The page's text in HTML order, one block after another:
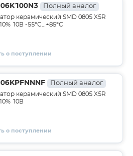
Полный аналог
керамический SMD 0805 X5R
10В -55°С…+85°С
о поступлении
Полный аналог
керамический SMD 0805 X5R
10В
о поступлении